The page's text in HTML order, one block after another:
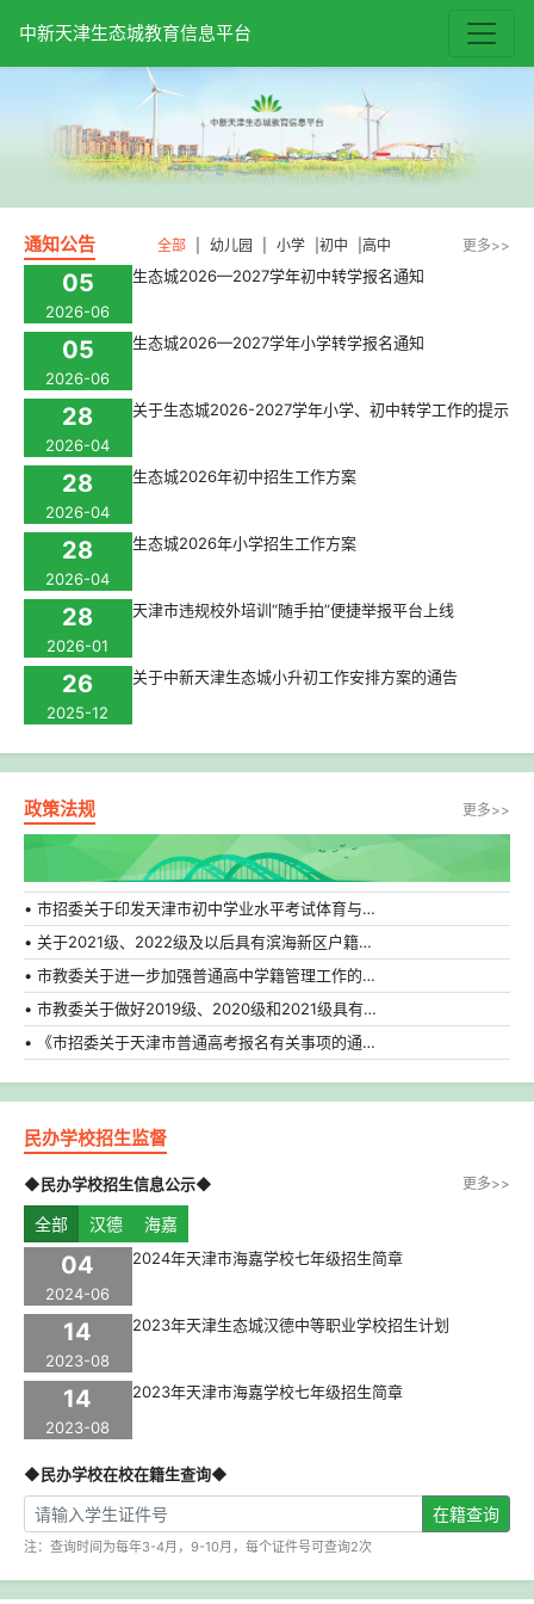
中新天津生态城教育信息平台
通知公告 全部 幼儿园 小学 初中 高中 更多>>
05
2026-06
生态城2026—2027学年初中转学报名通知
05
2026-06
生态城2026—2027学年小学转学报名通知
28
2026-04
关于生态城2026-2027学年小学、初中转学工作的提示
28
2026-04
生态城2026年初中招生工作方案
28
2026-04
生态城2026年小学招生工作方案
28
2026-01
天津市违规校外培训“随手拍”便捷举报平台上线
26
2025-12
关于中新天津生态城小升初工作安排方案的通告
政策法规 更多>>
• 市招委关于印发天津市初中学业水平考试体育与健康科目补充方案的通知
• 关于2021级、2022级及以后具有滨海新区户籍在外省市普通高中就读学生转学的相关规定
• 市教委关于进一步加强普通高中学籍管理工作的通知
• 市教委关于做好2019级、2020级和2021级具有天津市户籍在外省市普通高中就读学生转学工作的通知
• 《市招委关于天津市普通高考报名有关事项的通知》的解读
民办学校招生监督
◆民办学校招生信息公示◆ 更多>>
全部 汉德 海嘉
04
2024-06
2024年天津市海嘉学校七年级招生简章
14
2023-08
2023年天津生态城汉德中等职业学校招生计划
14
2023-08
2023年天津市海嘉学校七年级招生简章
◆民办学校在校在籍生查询◆
在籍查询
注：查询时间为每年3-4月，9-10月，每个证件号可查询2次